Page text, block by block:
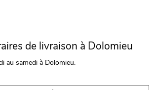
de livraison à Dolomieu
au samedi à Dolomieu.